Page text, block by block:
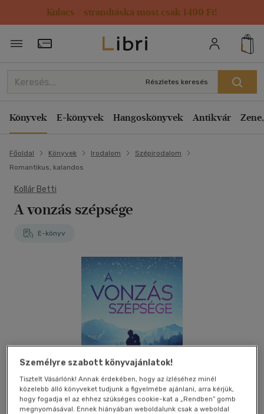
Kulacs / strandtáska most csak 1499 Ft!
Törzsvásárlói Kártya adatai
Részletes keresés
Könyvek E-könyvek Hangoskönyvek Antikvár
Főoldal Könyvek Irodalom
Szépirodalom
Romantikus, kalandos
Kollár Betti
A vonzás szépsége
E-könyv
Személyre szabott könyvajánlatok!
Tisztelt Vásárlónk! Annak érdekében, hogy az ízléséhez minél
közelebb álló könyveket tudjunk a figyelmébe ajánlani, arra kérjük,
hogy fogadja el az ehhez szükséges cookie-kat a „Rendben” gomb
megnyomásával. Ennek hiányában weboldalunk csak a weboldal